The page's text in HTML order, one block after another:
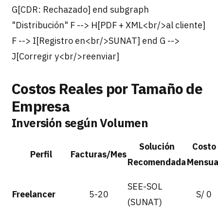
G[CDR: Rechazado] end subgraph
"Distribución" F --> H[PDF + XML<br/>al cliente]
F --> I[Registro en<br/>SUNAT] end G -->
J[Corregir y<br/>reenviar]
Costos Reales por Tamaño de
Empresa
Inversión según Volumen
Perfil Facturas/Mes
Solución
Recomendada
Costo
Freelancer 5-20
SEE-SOL
(SUNAT)
S/ 0